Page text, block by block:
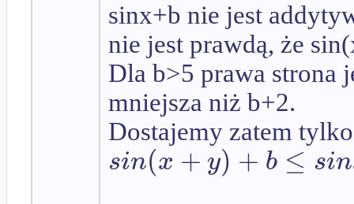
sinx+b nie jest
nie jest prawdą, że
Dla b>5 prawa strona
mniejsza niż b+2.
Dostajemy zatem
sin(x + y) + b ≤ sin